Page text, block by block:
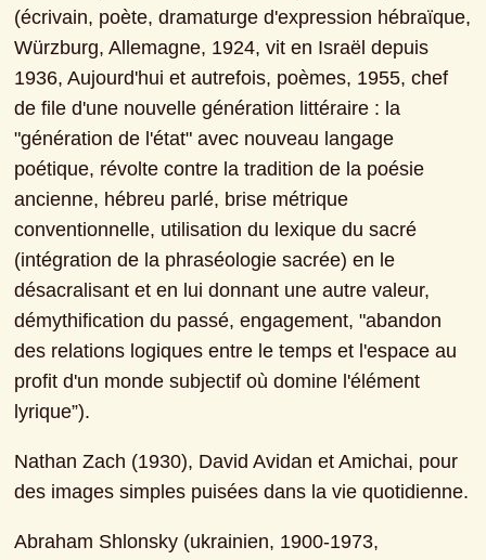
(écrivain, poète, dramaturge d'expression hébraïque,
Würzburg, Allemagne, 1924, vit en Israël depuis
1936, Aujourd'hui et autrefois, poèmes, 1955, chef
de file d'une nouvelle génération littéraire : la
"génération de l'état" avec nouveau langage
poétique, révolte contre la tradition de la poésie
ancienne, hébreu parlé, brise métrique
conventionnelle, utilisation du lexique du sacré
(intégration de la phraséologie sacrée) en le
désacralisant et en lui donnant une autre valeur,
démythification du passé, engagement, "abandon
des relations logiques entre le temps et l'espace au
profit d'un monde subjectif où domine l'élément
lyrique”).
Nathan Zach (1930), David Avidan et Amichai, pour
des images simples puisées dans la vie quotidienne.
Abraham Shlonsky (ukrainien, 1900-1973,